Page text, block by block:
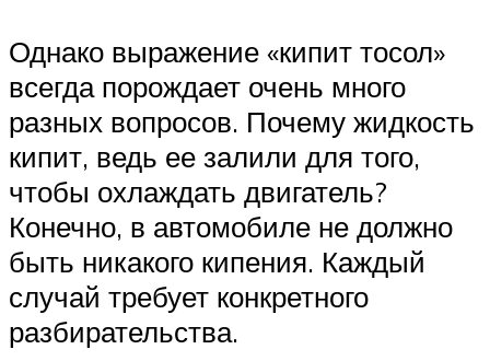
Однако выражение «кипит тосол»
всегда порождает очень много
разных вопросов. Почему жидкость
кипит, ведь ее залили для того,
чтобы охлаждать двигатель?
Конечно, в автомобиле не должно
быть никакого кипения. Каждый
случай требует конкретного
разбирательства.